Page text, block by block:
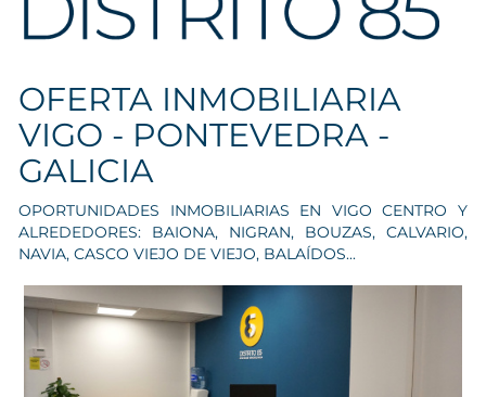
OFERTA INMOBILIARIA
VIGO - PONTEVEDRA -
GALICIA
OPORTUNIDADES INMOBILIARIAS EN VIGO CENTRO Y
ALREDEDORES: BAIONA, NIGRAN, BOUZAS, CALVARIO,
NAVIA, CASCO VIEJO DE VIEJO, BALAÍDOS...